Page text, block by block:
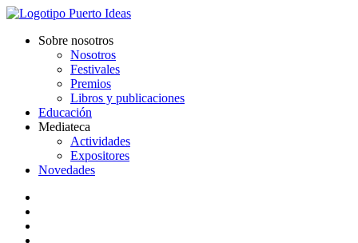
Sobre nosotros
Nosotros
Festivales
Premios
Libros y publicaciones
Educación
Mediateca
Actividades
Expositores
Novedades